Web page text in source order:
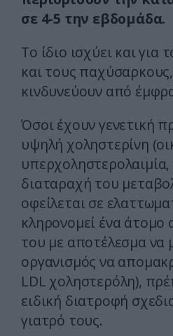
σε 4-5 την εβδομάδα.
Το ίδιο ισχύει και
και τους
κινδυνεύουν από
Όσοι έχουν γενετική
υψηλή χοληστερίνη
υπερχοληστερολαιμία,
διαταραχή του
οφείλεται σε
κληρονομεί ένα άτομο
του με αποτέλεσμα να
οργανισμός να
LDL χοληστερόλη),
ειδική διατροφή
γιατρό τους.